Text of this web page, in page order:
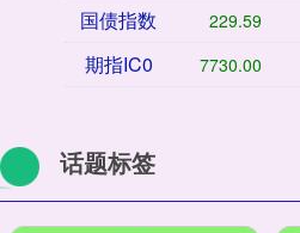
国债指数 229.59
期指IC0 7730.00
话题标签